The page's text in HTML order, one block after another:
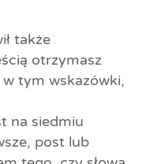
także
otrzymasz
tym wskazówki,
na siedmiu
post lub